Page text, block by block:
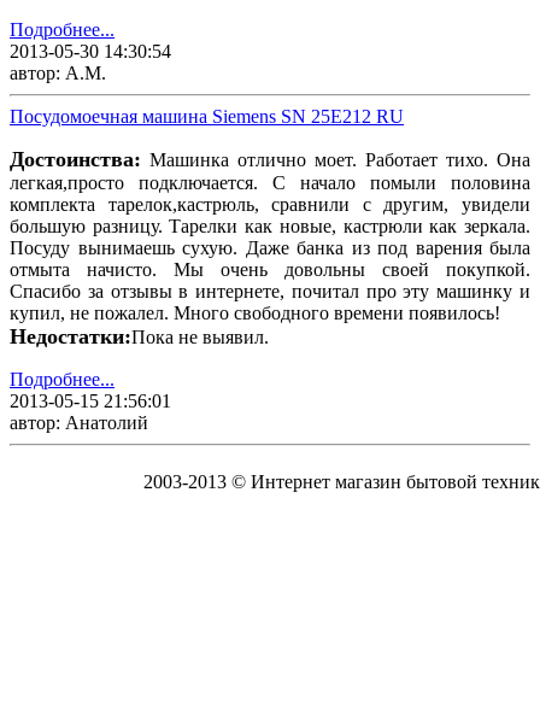
Подробнее...
2013-05-30 14:30:54
автор: А.М.
Посудомоечная машина Siemens SN 25E212 RU
Достоинства: Машинка отлично моет. Работает тихо. Она
легкая,просто подключается. С начало помыли половина
комплекта тарелок,кастрюль, сравнили с другим, увидели
большую разницу. Тарелки как новые, кастрюли как зеркала.
Посуду вынимаешь сухую. Даже банка из под варения была
отмыта начисто. Мы очень довольны своей покупкой.
Спасибо за отзывы в интернете, почитал про эту машинку и
купил, не пожалел. Много свободного времени появилось!
Недостатки:Пока не выявил.
Подробнее...
2013-05-15 21:56:01
автор: Анатолий
2003-2013 © Интернет магазин бытовой